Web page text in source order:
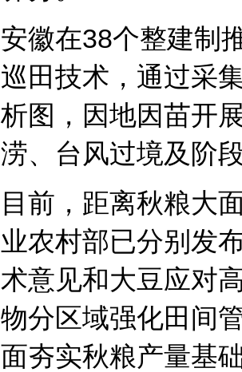
安徽在38个整建制
巡田技术，通过采
析图，因地因苗开
涝、台风过境及阶
目前，距离秋粮大
业农村部已分别发
术意见和大豆应对
物分区域强化田间
面夯实秋粮产量基